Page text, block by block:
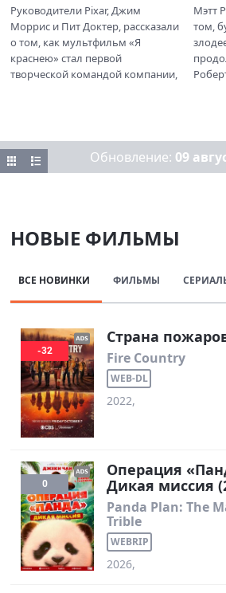
Руководители Pixar, Джим
Моррис и Пит Доктер, рассказали
о том, как мультфильм «Я
краснею» стал первой
творческой командой компании,
Мэтт
том,
Обновление: 09
НОВЫЕ ФИЛЬМЫ
ВСЕ НОВИНКИ ФИЛЬМЫ
-32
Страна
Fire Country
WEB-DL
2022,
0
Операция
Дикая миссия
Panda Plan: The
Trible
WEBRIP
2026,